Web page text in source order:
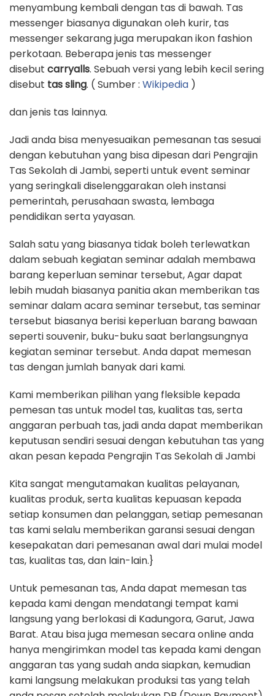
menyambung kembali dengan tas di bawah. Tas
messenger biasanya digunakan oleh kurir, tas
messenger sekarang juga merupakan ikon fashion
perkotaan. Beberapa jenis tas messenger
disebut carryalls. Sebuah versi yang lebih kecil sering
disebut tas sling. ( Sumber : Wikipedia )
dan jenis tas lainnya.
Jadi anda bisa menyesuaikan pemesanan tas sesuai
dengan kebutuhan yang bisa dipesan dari Pengrajin
Tas Sekolah di Jambi, seperti untuk event seminar
yang seringkali diselenggarakan oleh instansi
pemerintah, perusahaan swasta, lembaga
pendidikan serta yayasan.
Salah satu yang biasanya tidak boleh terlewatkan
dalam sebuah kegiatan seminar adalah membawa
barang keperluan seminar tersebut, Agar dapat
lebih mudah biasanya panitia akan memberikan tas
seminar dalam acara seminar tersebut, tas seminar
tersebut biasanya berisi keperluan barang bawaan
seperti souvenir, buku-buku saat berlangsungnya
kegiatan seminar tersebut. Anda dapat memesan
tas dengan jumlah banyak dari kami.
Kami memberikan pilihan yang fleksible kepada
pemesan tas untuk model tas, kualitas tas, serta
anggaran perbuah tas, jadi anda dapat memberikan
keputusan sendiri sesuai dengan kebutuhan tas yang
akan pesan kepada Pengrajin Tas Sekolah di Jambi
Kita sangat mengutamakan kualitas pelayanan,
kualitas produk, serta kualitas kepuasan kepada
setiap konsumen dan pelanggan, setiap pemesanan
tas kami selalu memberikan garansi sesuai dengan
kesepakatan dari pemesanan awal dari mulai model
tas, kualitas tas, dan lain-lain.}
Untuk pemesanan tas, Anda dapat memesan tas
kepada kami dengan mendatangi tempat kami
langsung yang berlokasi di Kadungora, Garut, Jawa
Barat. Atau bisa juga memesan secara online anda
hanya mengirimkan model tas kepada kami dengan
anggaran tas yang sudah anda siapkan, kemudian
kami langsung melakukan produksi tas yang telah